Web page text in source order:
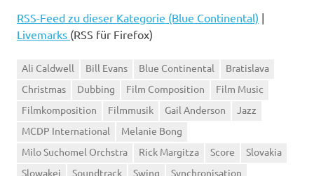
RSS-Feed zu dieser Kategorie (Blue Continental) |
Livemarks (RSS für Firefox)
Ali Caldwell Bill Evans Blue Continental
Bratislava
Christmas
Dubbing Film Composition
Film Music
Filmkomposition
Filmmusik Gail Anderson
Jazz
MCDP International
Melanie Bong
Milo Suchomel Orchstra
Rick Margitza Score
Slovakia
Slowakei
Soundtrack Swing Synchronisation